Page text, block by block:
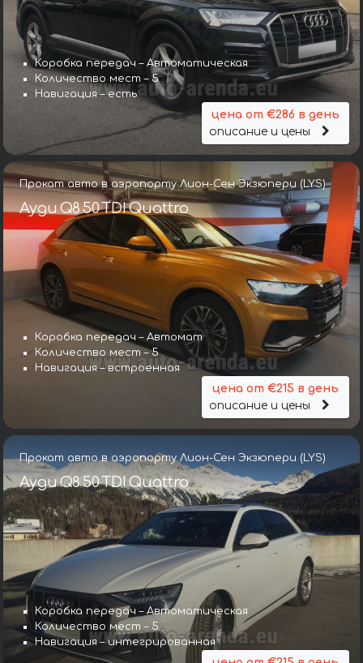
Коробка передач – Автоматическая
Количество мест – 5
Навигация – есть
цена от €286 в день
описание и цены
Прокат авто в аэропорту Лион-Сен Экзюпери (LYS)
Ауди Q8 50 TDI Quattro
Коробка передач – Автомат
Количество мест – 5
Навигация – встроенная
цена от €215 в день
описание и цены
Прокат авто в аэропорту Лион-Сен Экзюпери (LYS)
Ауди Q8 50 TDI Quattro
Коробка передач – Автоматическая
Количество мест – 5
Навигация – интегрированная